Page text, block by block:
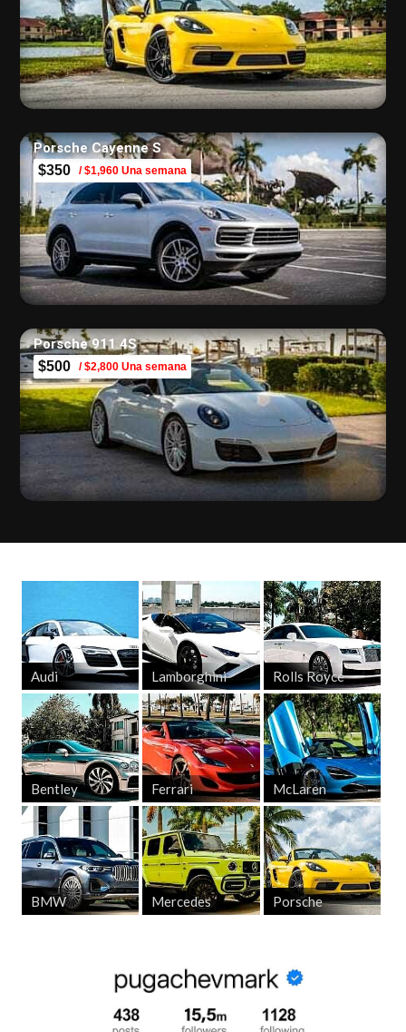
Porsche Cayenne S
$350 / $1,960 Una semana
Porsche 911 4S
$500 / $2,800 Una semana
Audi Lamborghini Rolls Royce
Bentley Ferrari McLaren
BMW Mercedes Porsche